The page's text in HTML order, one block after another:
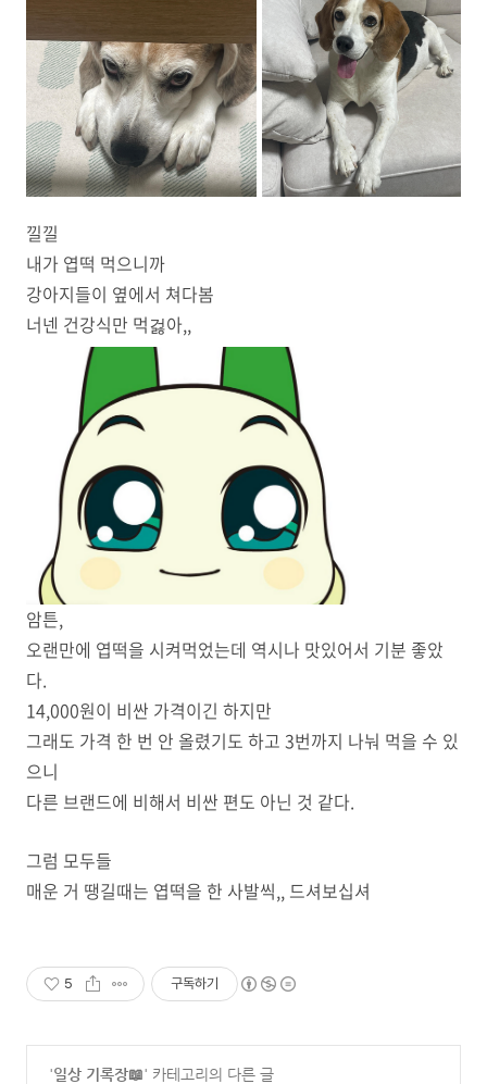
낄낄
내가 엽떡 먹으니까
강아지들이 옆에서 쳐다봄
너넨 건강식만 먹걿아,,
암튼,
오랜만에 엽떡을 시켜먹었는데 역시나 맛있어서 기분 좋았
다.
14,000원이 비싼 가격이긴 하지만
그래도 가격 한 번 안 올렸기도 하고 3번까지 나눠 먹을 수 있
으니
다른 브랜드에 비해서 비싼 편도 아닌 것 같다.
그럼 모두들
매운 거 땡길때는 엽떡을 한 사발씩,, 드셔보십셔
5 구독하기
'일상 기록장📖' 카테고리의 다른 글